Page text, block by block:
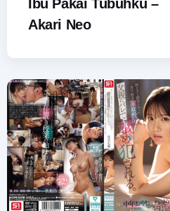
Ibu Pakai Tubuhku –
Akari Neo